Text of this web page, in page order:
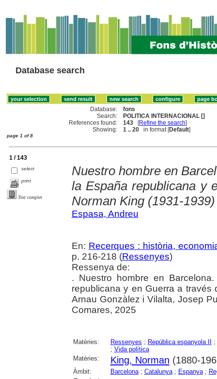
Database search
Database:
fons
Search:
POLITICA INTERNACIONAL []
References found:
143 [Refine the search]
Showing:
1 .. 20 in format [Default]
page 1 of 8
1 / 143
select
print
Text complet
Nuestro hombre en
la España republicana y
Norman King (1931-1939)
Espasa, Andreu
En: Recerques : història,
p. 216-218 (Ressenyes)
Ressenya de:
. Nuestro hombre en
republicana y en Guerra a través
Arnau Gonzàlez i Vilalta, Josep
Comares, 2025
Matèries: Ressenyes ; República espanyola II
;
; Vida política
Matèries:
King, Norman (1880-
Àmbit: Barcelona; Catalunya; Espanya;